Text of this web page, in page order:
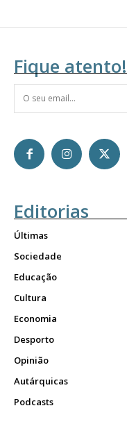
Fique atento!
Editorias
Últimas
Sociedade
Educação
Cultura
Economia
Desporto
Opinião
Autárquicas
Podcasts